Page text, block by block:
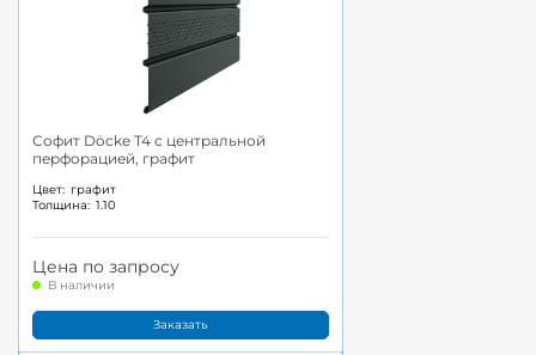
Софит Döcke T4 с центральной
перфорацией, графит
Цвет: графит
Толщина: 1.10
Цена по запросу
В наличии
Заказать